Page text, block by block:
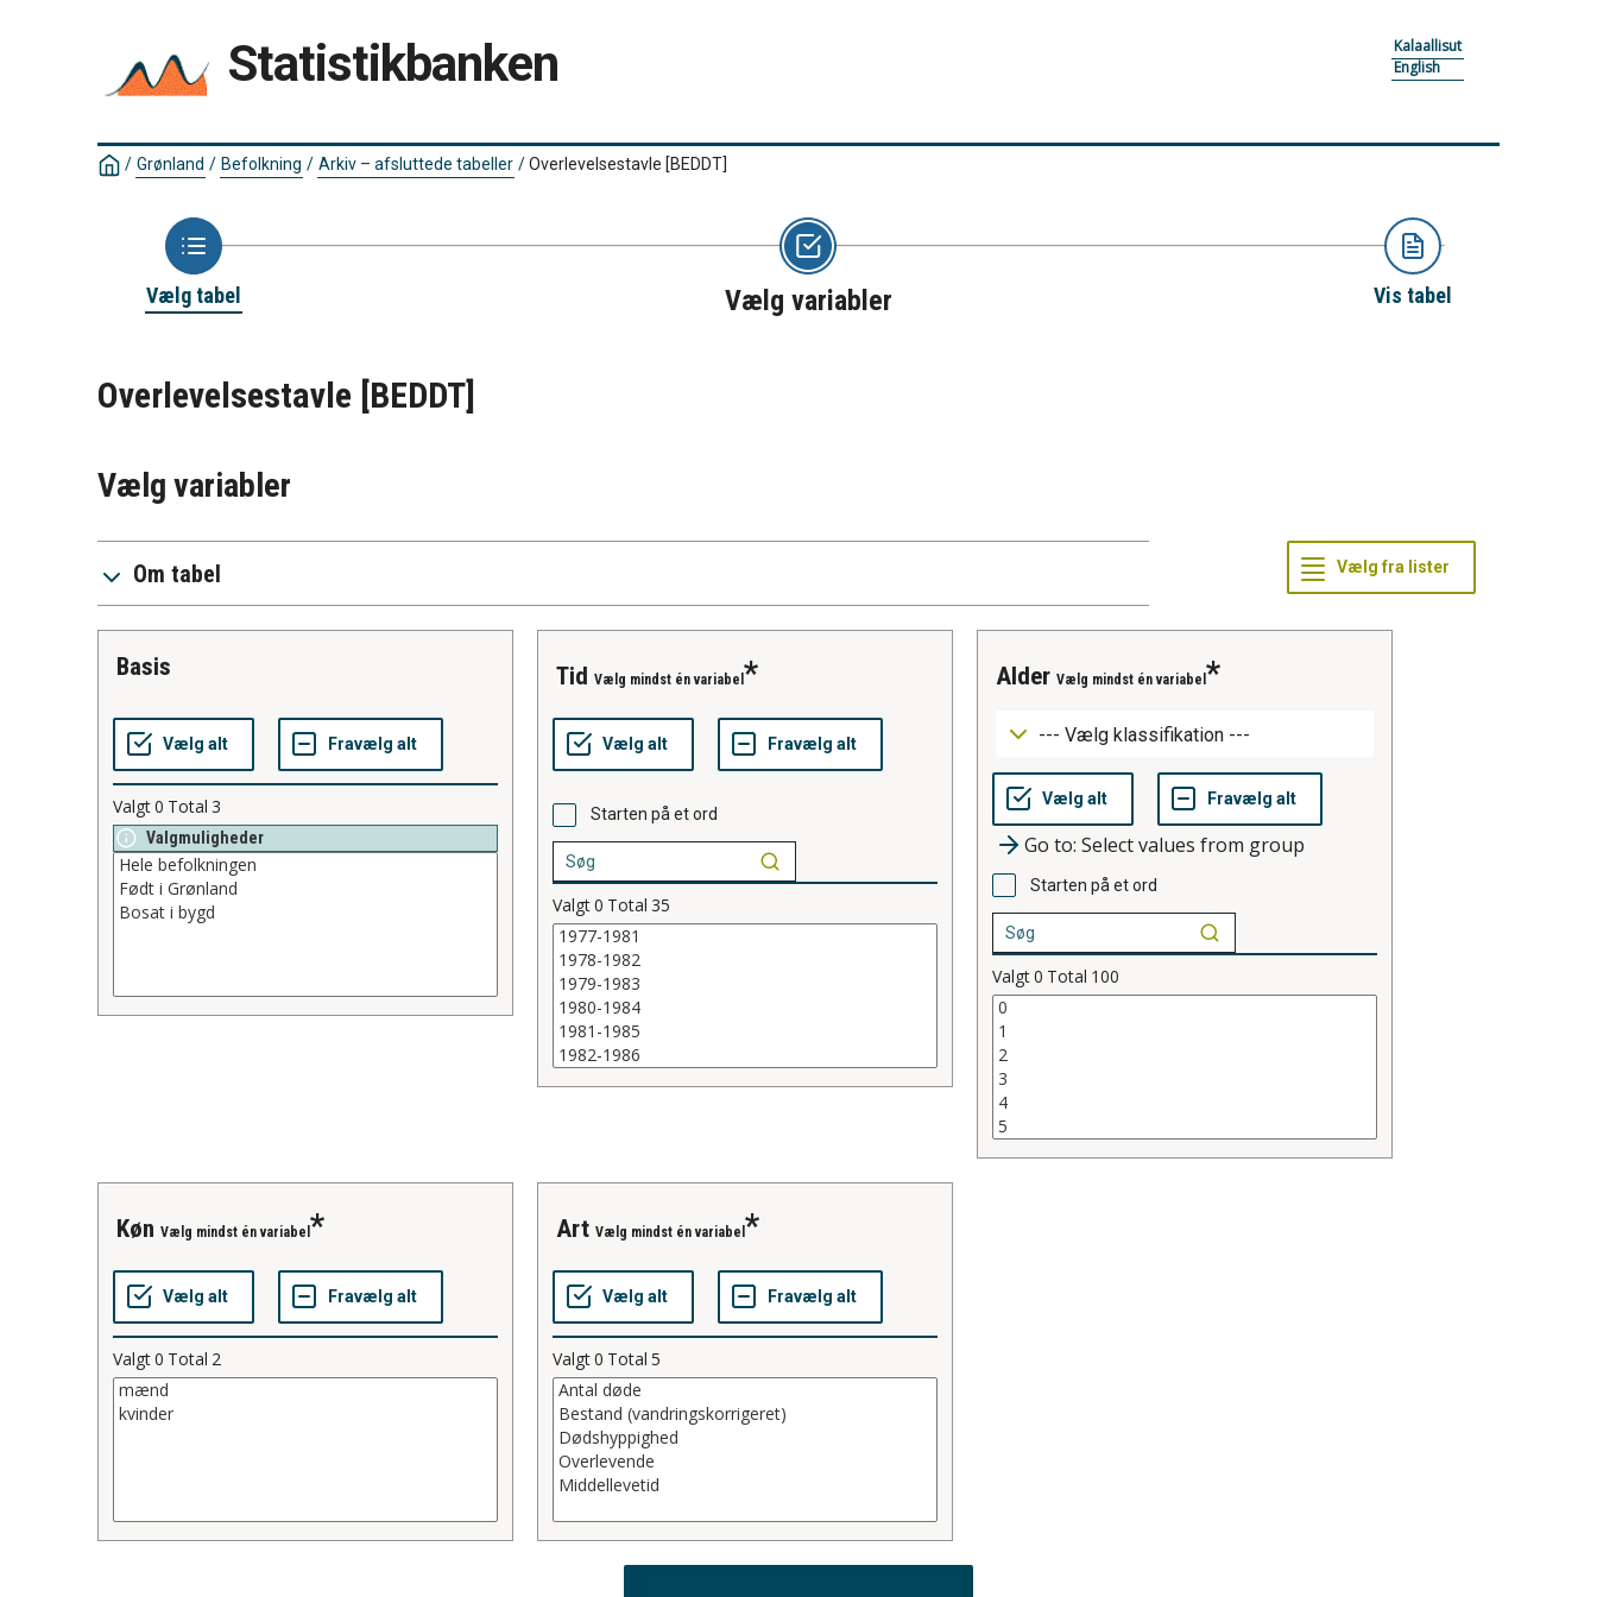
Statistikbanken
Kalaallisut
English
/ Grønland / Befolkning / Arkiv – afsluttede tabeller /Overlevelsestavle [BEDDT]
Vælg tabel Vælg variabler Vis tabel
Overlevelsestavle [BEDDT]
Vælg variabler
Om tabel
basis
Valgt0 Total 3
Valgmuligheder
tid Vælg mindst én variabel
Starten på et ord
Valgt0 Total 35
alder Vælg mindst én variabel
Go to: Select values from group
Starten på et ord
Valgt0 Total 100
køn Vælg mindst én variabel
Valgt0 Total 2
art Vælg mindst én variabel
Valgt0 Total 5